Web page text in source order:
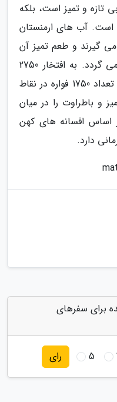
تازه و تمیز است، بلکه
است. آب های ارمنستان
گیرند و طعم تمیز آن
هیچ وقت برای ارمنی ها کهنه نمی گردد. به افتخار 2750
مین سالگی ایروان در سال 1968، تعداد 1750 فواره در نقاط
باطراوت را در میان
اساس افسانه های کهن
دارد.
برای سفرهای
5 رای